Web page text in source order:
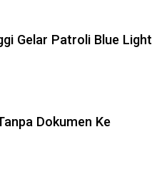
Gelar Patroli Blue Light
Dokumen Ke